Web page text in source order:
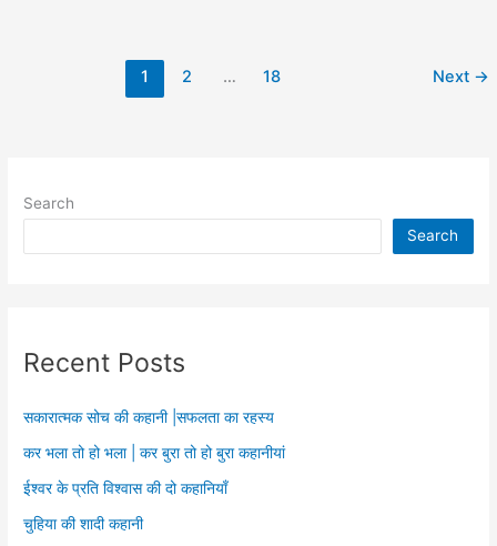
1 2 … 18 Next →
Search
Search
Recent Posts
सकारात्मक सोच की कहानी |सफलता का रहस्य
कर भला तो हो भला | कर बुरा तो हो बुरा कहानीयां
ईश्वर के प्रति विश्वास की दो कहानियाँ
चुहिया की शादी कहानी